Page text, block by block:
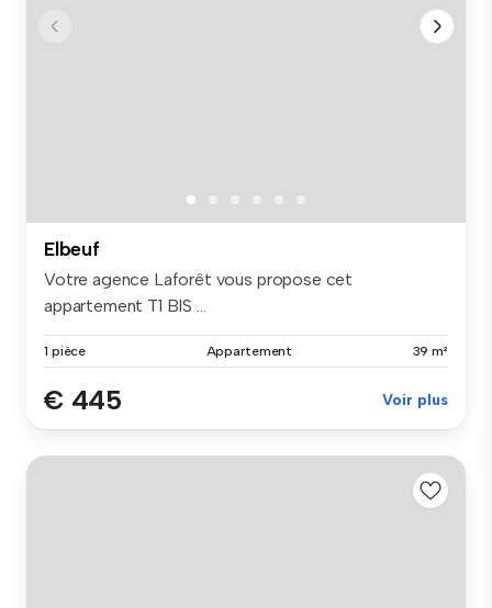
Elbeuf
Votre agence Laforêt vous propose cet
appartement T1 BIS ...
1 pièce Appartement 39 m²
€ 445 Voir plus